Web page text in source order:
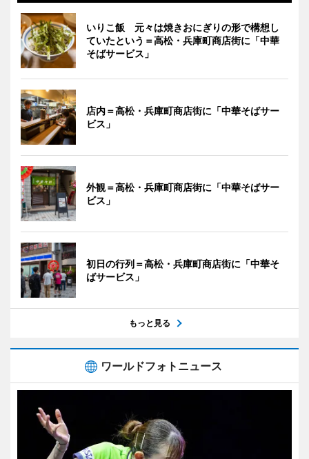
いりこ飯 元々は焼きおにぎりの形で構想し
ていたという＝高松・兵庫町商店街に「中華
そばサービス」
店内＝高松・兵庫町商店街に「中華そばサー
ビス」
外観＝高松・兵庫町商店街に「中華そばサー
ビス」
初日の行列＝高松・兵庫町商店街に「中華そ
ばサービス」
もっと見る
ワールドフォトニュース